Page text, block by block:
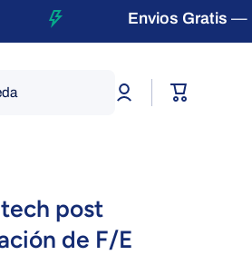
Envios Gratis—
Iniciar
sesión
Carrito
post
de F/E